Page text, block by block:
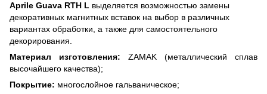
Aprile Guava RTH L выделяется возможностью замены
декоративных магнитных вставок на выбор в различных
вариантах обработки, а также для самостоятельного
декорирования.
Материал изготовления: ZAMAK (металлический сплав
высочайшего качества);
Покрытие: многослойное гальваническое;